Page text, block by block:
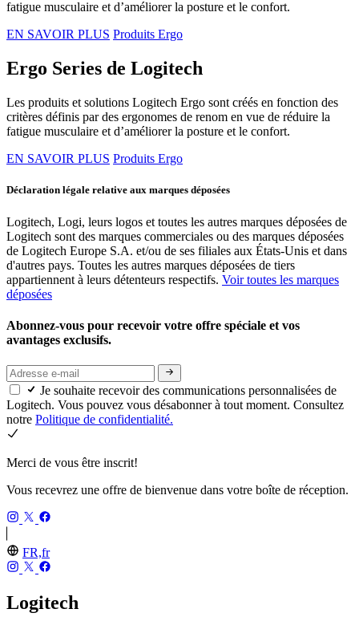
fatigue musculaire et d’améliorer la posture et le confort.
EN SAVOIR PLUS Produits Ergo
Ergo Series de Logitech
Les produits et solutions Logitech Ergo sont créés en fonction des
critères définis par des ergonomes de renom en vue de réduire la
fatigue musculaire et d’améliorer la posture et le confort.
EN SAVOIR PLUS Produits Ergo
Déclaration légale relative aux marques déposées
Logitech, Logi, leurs logos et toutes les autres marques déposées de
Logitech sont des marques commerciales ou des marques déposées
de Logitech Europe S.A. et/ou de ses filiales aux États-Unis et dans
d'autres pays. Toutes les autres marques déposées de tiers
appartiennent à leurs détenteurs respectifs. Voir toutes les marques
déposées
Abonnez-vous pour recevoir votre offre spéciale et vos
avantages exclusifs.
Je souhaite recevoir des communications personnalisées de
Logitech. Vous pouvez vous désabonner à tout moment. Consultez
notre Politique de confidentialité.
Merci de vous être inscrit!
Vous recevrez une offre de bienvenue dans votre boîte de réception.
FR,fr
Logitech